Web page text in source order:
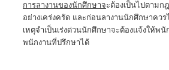
การลางานของนักศึกษาจะต้องเป็นไปตามก
อย่างเคร่งครัด และก่อนลางานนักศึกษาค
เหตุจำเป็นเร่งด่วนนักศึกษาจะต้องแจ้งให้
พนักงานที่ปรึกษาได้